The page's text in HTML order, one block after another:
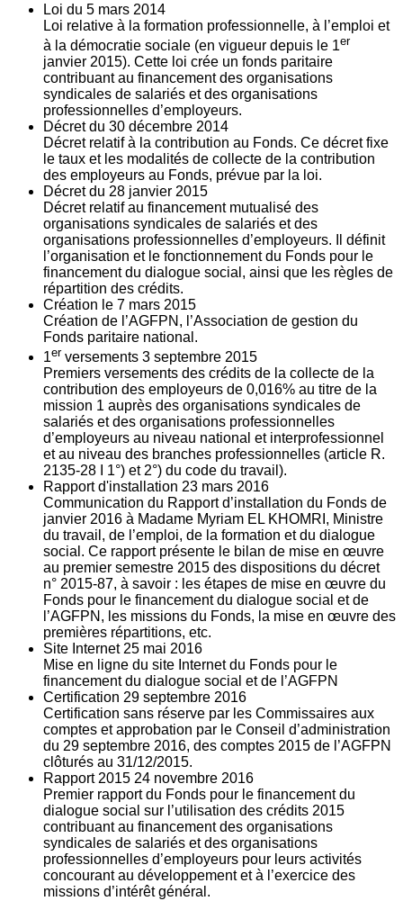
Loi du 5 mars 2014
Loi relative à la formation professionnelle, à l’emploi et
à la démocratie sociale (en vigueur depuis le 1er
janvier 2015). Cette loi crée un fonds paritaire
contribuant au financement des organisations
syndicales de salariés et des organisations
professionnelles d’employeurs.
Décret du 30 décembre 2014
Décret relatif à la contribution au Fonds. Ce décret fixe
le taux et les modalités de collecte de la contribution
des employeurs au Fonds, prévue par la loi.
Décret du 28 janvier 2015
Décret relatif au financement mutualisé des
organisations syndicales de salariés et des
organisations professionnelles d’employeurs. Il définit
l’organisation et le fonctionnement du Fonds pour le
financement du dialogue social, ainsi que les règles de
répartition des crédits.
Création le 7 mars 2015
Création de l’AGFPN, l’Association de gestion du
Fonds paritaire national.
1er versements 3 septembre 2015
Premiers versements des crédits de la collecte de la
contribution des employeurs de 0,016% au titre de la
mission 1 auprès des organisations syndicales de
salariés et des organisations professionnelles
d’employeurs au niveau national et interprofessionnel
et au niveau des branches professionnelles (article R.
2135‐28 I 1°) et 2°) du code du travail).
Rapport d'installation 23 mars 2016
Communication du Rapport d’installation du Fonds de
janvier 2016 à Madame Myriam EL KHOMRI, Ministre
du travail, de l’emploi, de la formation et du dialogue
social. Ce rapport présente le bilan de mise en œuvre
au premier semestre 2015 des dispositions du décret
n° 2015-87, à savoir : les étapes de mise en œuvre du
Fonds pour le financement du dialogue social et de
l’AGFPN, les missions du Fonds, la mise en œuvre des
premières répartitions, etc.
Site Internet 25 mai 2016
Mise en ligne du site Internet du Fonds pour le
financement du dialogue social et de l’AGFPN
Certification 29 septembre 2016
Certification sans réserve par les Commissaires aux
comptes et approbation par le Conseil d’administration
du 29 septembre 2016, des comptes 2015 de l’AGFPN
clôturés au 31/12/2015.
Rapport 2015 24 novembre 2016
Premier rapport du Fonds pour le financement du
dialogue social sur l’utilisation des crédits 2015
contribuant au financement des organisations
syndicales de salariés et des organisations
professionnelles d’employeurs pour leurs activités
concourant au développement et à l’exercice des
missions d’intérêt général.